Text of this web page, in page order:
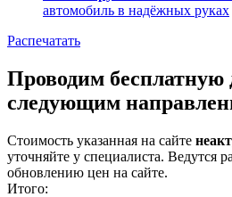
автомобиль в надёжных руках
Распечатать
Проводим бесплатную
следующим
Стоимость указанная на сайте
уточняйте у специалиста. Ведутся
обновлению цен на сайте.
Итого: